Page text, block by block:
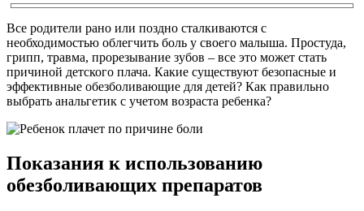
Все родители рано или поздно сталкиваются с
необходимостью облегчить боль у своего малыша. Простуда,
грипп, травма, прорезывание зубов – все это может стать
причиной детского плача. Какие существуют безопасные и
эффективные обезболивающие для детей? Как правильно
выбрать анальгетик с учетом возраста ребенка?
Показания к использованию
обезболивающих препаратов